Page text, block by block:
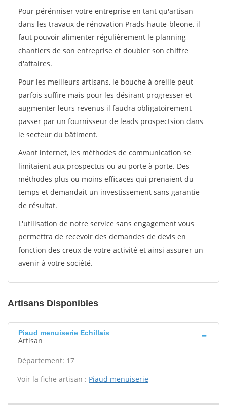
Pour pérénniser votre entreprise en tant qu'artisan
dans les travaux de rénovation Prads-haute-bleone, il
faut pouvoir alimenter régulièrement le planning
chantiers de son entreprise et doubler son chiffre
d'affaires.
Pour les meilleurs artisans, le bouche à oreille peut
parfois suffire mais pour les désirant progresser et
augmenter leurs revenus il faudra obligatoirement
passer par un fournisseur de leads prospectsion dans
le secteur du bâtiment.
Avant internet, les méthodes de communication se
limitaient aux prospectus ou au porte à porte. Des
méthodes plus ou moins efficaces qui prenaient du
temps et demandait un investissement sans garantie
de résultat.
L'utilisation de notre service sans engagement vous
permettra de recevoir des demandes de devis en
fonction des creux de votre activité et ainsi assurer un
avenir à votre société.
Artisans Disponibles
Piaud menuiserie Echillais
Artisan
Département: 17
Voir la fiche artisan : Piaud menuiserie